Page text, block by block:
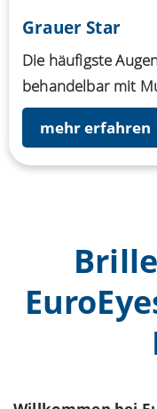
Grauer Star
Die häufigste
behandelbar mit
mehr erfahren